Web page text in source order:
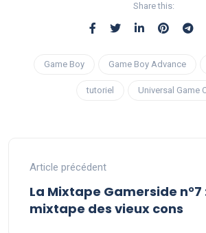
Share this:
Game Boy Game Boy Advance
tutoriel Universal Game
Article précédent
La Mixtape Gamerside n°7
mixtape des vieux cons